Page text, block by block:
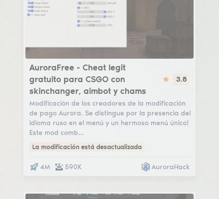
Aurora Free
AuroraFree - Cheat legit
gratuito para CSGO con
skinchanger, aimbot y chams
3.8
Modificación de los creadores de la modificación
de pago Aurora. Se distingue por la presencia del
idioma ruso en el menú y un hermoso menú único!
Este mod comb…
La modificación está desactualizada
4M 590K AuroraHack